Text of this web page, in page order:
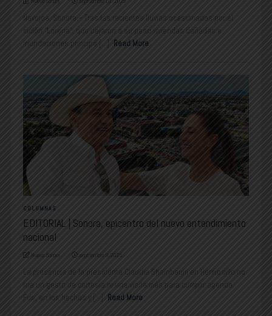
Navojoa, Sonora.– Tras las recientes lluvias ocasionadas por el
ciclón “Lorena”, que dejaron a su paso viviendas dañadas e
inundaciones principa [...]
Read More
COLUMNAS
EDITORIAL | Sonora, epicentro del nuevo entendimiento
nacional
Nuevo Sonora septiembre 9, 2025
La presencia de la presidenta Claudia Sheinbaum en Hermosillo no
fue un gesto de cortesía ni una visita más para cumplir agenda.
Fue, en los hechos y [...]
Read More